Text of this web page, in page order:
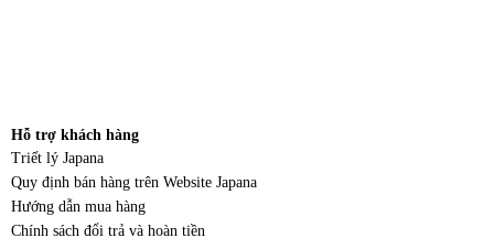
Hỗ trợ khách hàng
Triết lý Japana
Quy định bán hàng trên Website Japana
Hướng dẫn mua hàng
Chính sách đổi trả và hoàn tiền